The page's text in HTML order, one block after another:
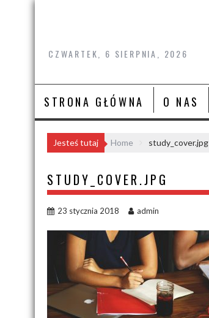
Skip
CZWARTEK, 6 SIERPNIA, 2026
STRONA GŁÓWNA O NAS
Jesteś tutaj Home study_cover.jpg
STUDY_COVER.JPG
23 stycznia 2018 admin